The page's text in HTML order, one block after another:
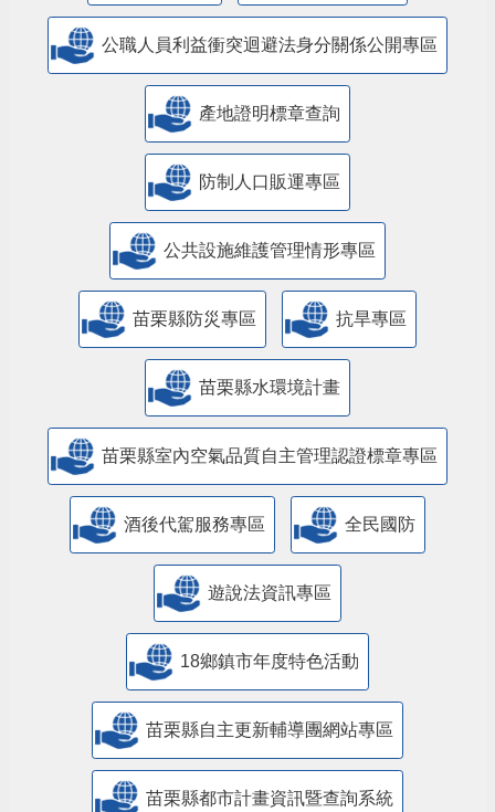
農業缺工 性別平等專區
公職人員利益衝突迴避法身分關係公開專區
產地證明標章查詢
防制人口販運專區
​公共設施維護管理情形專區
苗栗縣防災專區 抗旱專區
苗栗縣水環境計畫
苗栗縣室內空氣品質自主管理認證標章專區
酒後代駕服務專區
遊說法資訊專區
18鄉鎮市年度特色活動
苗栗縣自主更新輔導團網站專區